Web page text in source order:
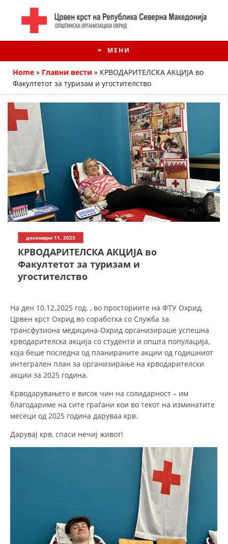
МЕНИ
ИСТОРИЈАТ НА ЦКРМ
ИСТОРИЈАТ НА ДВИЖЕЊЕТО
СТРУКТУРА НА ОРГАНИЗАЦИЈАТА
КОНТАКТ ИНФОРМАЦИИ
ЧЛЕНСТВО ВО ПРОФЕСИОНАЛНИ ТЕЛА
ЗАКОН ЗА ЦКРМ
СТАТУТ НА ЦКРМ
ОРГАНИЗАЦИЈА И РАЗВОЈ
РАКОВОДЕН ОДБОР
СОБРАНИЕ
СТРУКТУРА И ОРГАНИЗАЦИОНА ПОСТАВЕНОСТ
MЕЃУНАРОДНО ХУМАНИТАРНО ПРАВО
ПРОМОЦИЈА НА ХУМАНИ ВРЕДНОСТИ
УПОТРЕБА И ЗАШТИТА НА АМБЛЕМОТ
Home » Главни вести » КРВОДАРИТЕЛСКА АКЦИЈА во
Факултетот за туризам и угостителство
декември 11, 2025
КРВОДАРИТЕЛСКА АКЦИЈА во
Факултетот за туризам и
угостителство
На ден 10.12.2025 год. , во просториите на ФТУ Охрид,
Црвен крст Охрид во соработка со Служба за
трансфузиона медицина-Охрид организираше успешна
крводарителска акција со студенти и општа популација,
која беше последна од планираните акции од годишниот
интегрален план за организирање на крводарителски
акции за 2025 година.
Крводарувањето е висок чин на солидарност – им
благодариме на сите граѓани кои во текот на изминатите
месеци од 2025 година даруваа крв.
Дарувај крв, спаси нечиј живот!